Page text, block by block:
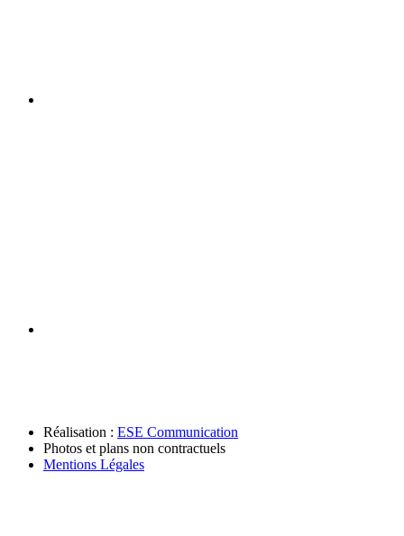
Réalisation : ESE Communication
Photos et plans non contractuels
Mentions Légales